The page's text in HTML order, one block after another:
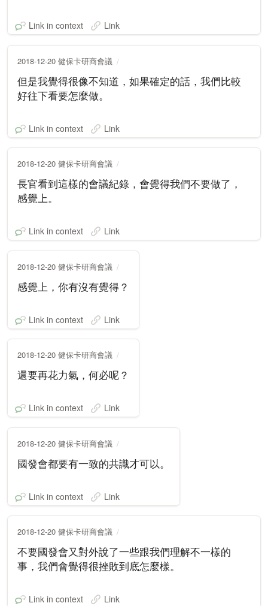
Link in context Link
2018-12-20 健保卡研商會議
但是我覺得很像不知道，如果確定的話，我們比較
好往下看要怎麼做。
Link in context Link
2018-12-20 健保卡研商會議
長官看到這樣的會議紀錄，會覺得我們不要做了，
感覺上。
Link in context Link
2018-12-20 健保卡研商會議
感覺上，你有沒有覺得？
Link in context Link
2018-12-20 健保卡研商會議
還要再花力氣，何必呢？
Link in context Link
2018-12-20 健保卡研商會議
國發會都要有一致的共識才可以。
Link in context Link
2018-12-20 健保卡研商會議
不要國發會又對外說了一些跟我們理解不一樣的
事，我們會覺得很挫敗到底怎麼樣。
Link in context Link